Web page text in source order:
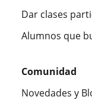
Dar clases
Alumnos que
Comunidad
Novedades y